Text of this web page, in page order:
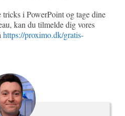
i PowerPoint og tage dine
kan du tilmelde dig vores
https://proximo.dk/gratis-